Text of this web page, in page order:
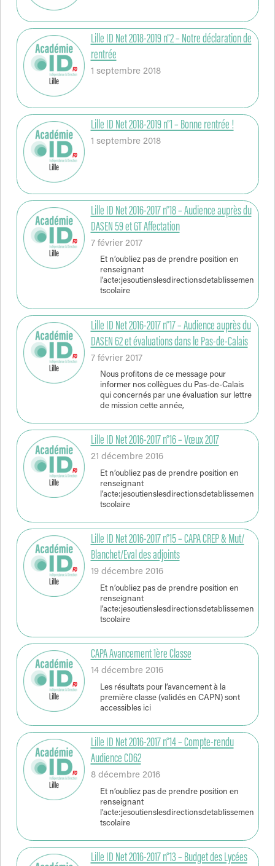
Lille ID Net 2018-2019 n°2 – Notre déclaration de
rentrée
1 septembre 2018
Lille ID Net 2018-2019 n°1 – Bonne rentrée !
1 septembre 2018
Lille ID Net 2016-2017 n°18 – Audience auprès du
DASEN 59 et GT Affectation
7 février 2017
Et n’oubliez pas de prendre position en
renseignant
l’acte:jesoutienslesdirectionsdetablissemen
tscolaire
Lille ID Net 2016-2017 n°17 – Audience auprès du
DASEN 62 et évaluations dans le Pas-de-Calais
7 février 2017
Nous profitons de ce message pour
informer nos collègues du Pas-de-Calais
qui concernés par une évaluation sur lettre
de mission cette année,
Lille ID Net 2016-2017 n°16 – Vœux 2017
21 décembre 2016
Et n’oubliez pas de prendre position en
renseignant
l’acte:jesoutienslesdirectionsdetablissemen
tscolaire
Lille ID Net 2016-2017 n°15 – CAPA CREP & Mut/
Blanchet/Eval des adjoints
19 décembre 2016
Et n’oubliez pas de prendre position en
renseignant
l’acte:jesoutienslesdirectionsdetablissemen
tscolaire
CAPA Avancement 1ère Classe
14 décembre 2016
Les résultats pour l’avancement à la
première classe (validés en CAPN) sont
accessibles ici
Lille ID Net 2016-2017 n°14 – Compte-rendu
Audience CD62
8 décembre 2016
Et n’oubliez pas de prendre position en
renseignant
l’acte:jesoutienslesdirectionsdetablissemen
tscolaire
Lille ID Net 2016-2017 n°13 – Budget des Lycées